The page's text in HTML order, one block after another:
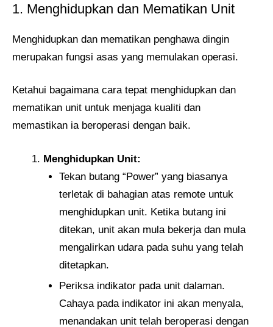
1. Menghidupkan dan Mematikan Unit
Menghidupkan dan mematikan penghawa dingin
merupakan fungsi asas yang memulakan operasi.
Ketahui bagaimana cara tepat menghidupkan dan
mematikan unit untuk menjaga kualiti dan
memastikan ia beroperasi dengan baik.
Menghidupkan Unit:
Tekan butang “Power” yang biasanya
terletak di bahagian atas remote untuk
menghidupkan unit. Ketika butang ini
ditekan, unit akan mula bekerja dan mula
mengalirkan udara pada suhu yang telah
ditetapkan.
Periksa indikator pada unit dalaman.
Cahaya pada indikator ini akan menyala,
menandakan unit telah beroperasi dengan